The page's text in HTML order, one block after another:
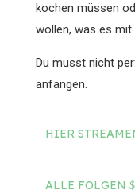
kochen müssen
wollen, was es
Du musst nicht
anfangen.
HIER
ALLE FOLGEN